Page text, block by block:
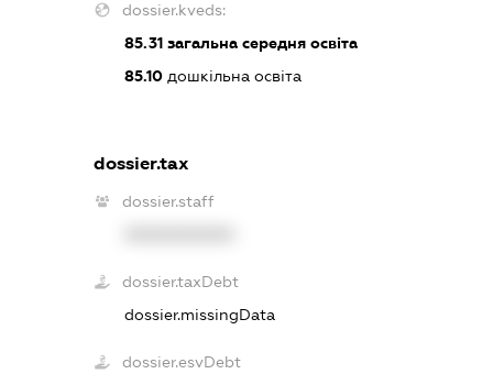
dossier.kveds:
85.31загальна середня освіта
85.10дошкільна освіта
dossier.tax
dossier.staff
dossier.taxDebt
dossier.missingData
dossier.esvDebt